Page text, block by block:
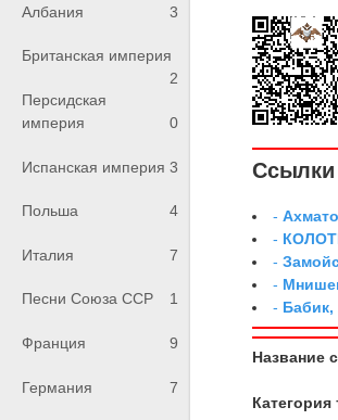
Албания 3
Британская империя
2
Персидская
империя
0
Испанская империя 3
Польша 4
Италия 7
Песни Союза ССР 1
Франция 9
Германия 7
Ссылки
-
-
-
-
- Бабик,
Название